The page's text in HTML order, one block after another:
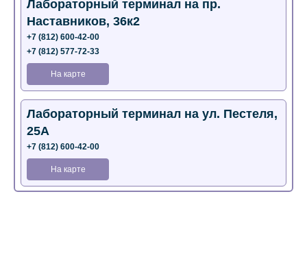
Лабораторный терминал на пр.
Наставников, 36к2
+7 (812) 600-42-00
+7 (812) 577-72-33
На карте
Лабораторный терминал на ул. Пестеля,
25А
+7 (812) 600-42-00
На карте